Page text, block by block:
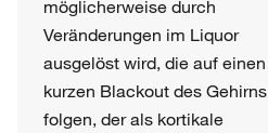
möglicherweise durch
Veränderungen im Liquor
ausgelöst wird, die auf einen
kurzen Blackout des Gehirns
folgen, der als kortikale